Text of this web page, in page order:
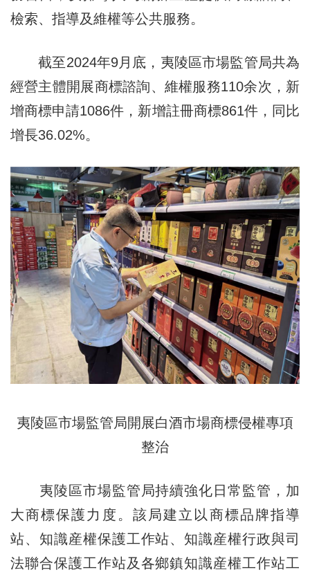
檢索、指導及維權等公共服務。
截至2024年9月底，夷陵區市場監管局共為
經營主體開展商標諮詢、維權服務110余次，新
增商標申請1086件，新增註冊商標861件，同比
增長36.02%。
夷陵區市場監管局開展白酒市場商標侵權專項
整治
夷陵區市場監管局持續強化日常監管，加
大商標保護力度。該局建立以商標品牌指導
站、知識産權保護工作站、知識産權行政與司
法聯合保護工作站及各鄉鎮知識産權工作站工